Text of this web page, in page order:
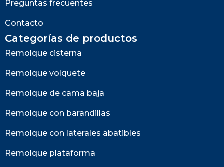
Preguntas frecuentes
Contacto
Categorías de productos
Remolque cisterna
Remolque volquete
Remolque de cama baja
Remolque con barandillas
Remolque con laterales abatibles
Remolque plataforma